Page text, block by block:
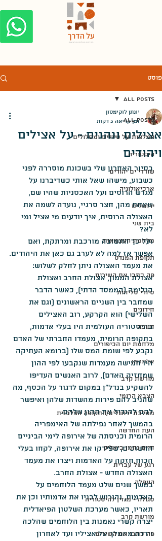
פוסט
All Posts
המלצות על טיולים ומסלולים
היסטוריה
שודדי ים יהודים
ארכיאולוגיה
ירושלים
בית שני
מלחמת העצמאות
תקופת המנדט
פה כתבו את השירים
סיורי סליחות
חידונים
חנוכה
מלחמת יום הכיפורים
אלתרמן
מורשת קרב
הצבא הרומי
ממלכת ירושלים/התקופה הצלבנית
העת החדשה
חיים נחמן ביאליק
רגע של עברית
העפלה
סגולה - מגזין להיסטוריה
מורשת קרב
פה כתבו את השירים
All Posts
אצילים ונהנים - על אצילים
ויהודים
יונתן לוקימסון
זמן קריאה 3 דקות
בסיור האחרון שלי בשכונת מוסררה לפני
כשבוע, מישהו שאל אותי כשדיברנו על
מגרש הרוסים ועל האכסניות שהיו שם,
שאחת מהן, חצר סרגיי, נועדה לשמה את
האצולה הרוסית, איך יודעים מי אציל ומי
לא?
ועל כך התשובה מורכבת ומרתקת, ואם
אפשר אז למה לא לערב גם כאן את היהודים.
את מעמד האצולה ניתן לחלק לשלוש:
אצולת הממון, אצולת החרב ואצולת
הגלימה (הממסד הדתי), כאשר הדבר
שמחבר בין השניים הראשונים (וגם את
השלישי) הוא הקרקע, רוב האצילים
בהיסטוריה העולמית היו בעלי אדמות,
בתקופה הרומית, מעמדו החברתי של האדם
נקבע לפי שומת המס שלו (ברומא העתיקה
היו חמישה מעמדות שנקבעו לפי ההון
שמחזיק האדם), לרוב האנשים העדיפו
להשקיע בנדל"ן במקום לדגור על הכסף, מה
שהניב להם פירות מהשדות שלהן ואיפשר
להם להגדיל את ההון שלהם.
בהמשך לאחר נפילתה של האימפריה
הרומית וכניסתה של אירופה לימי הביניים
החשוכים, שפירקו את אירופה, לקחו בעלי
הכוח חזקה על האדמות ויצרו את מעמד
האצולה החדש - אצולת החרב.
במשך שנים שלט מעמד הלוחמים על
האדמות, והוריש לבניו את אדמותיו וכן את
תאריו, כאשר מערכת השלטון הפיאדלית
יצרה קשרי נאמנות בין הלוחמים שהלכה
וירדה מהמלך אל אציליו ועד לאחרון